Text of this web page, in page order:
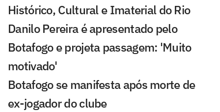
Histórico, Cultural e Imaterial do Rio
Danilo Pereira é apresentado pelo
Botafogo e projeta passagem: 'Muito
motivado'
Botafogo se manifesta após morte de
ex-jogador do clube